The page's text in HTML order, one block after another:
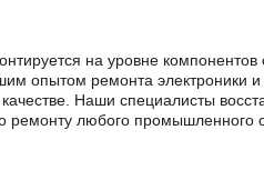
на уровне
опытом ремонта электроники и
Наши специалисты
ремонту любого промышленного